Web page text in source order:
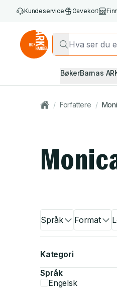
Kundeservice Gavekort
BøkerBarnas
/ Forfattere /
Språk Format
Kategori
Språk
Engelsk